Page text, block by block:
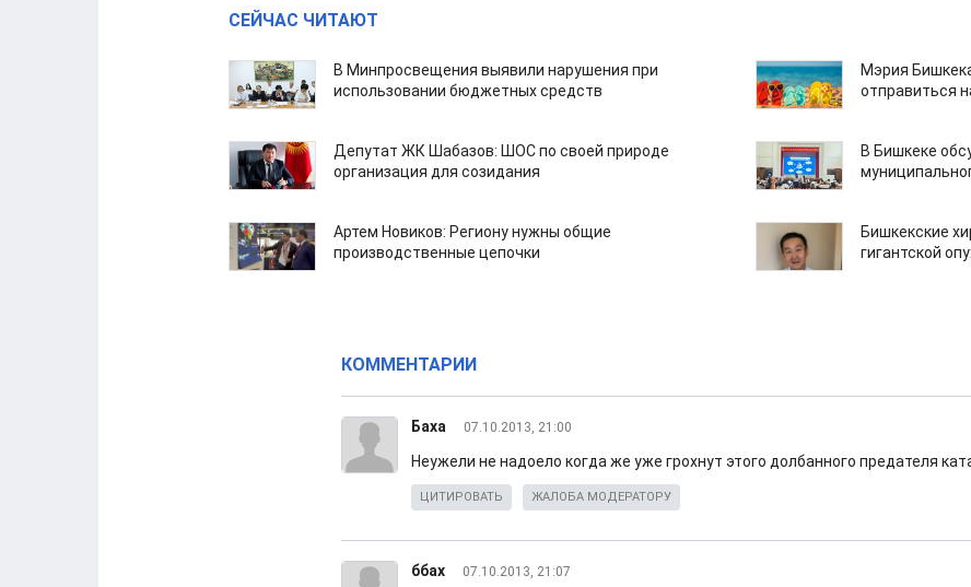
СЕЙЧАС ЧИТАЮТ
В Минпросвещения выявили нарушения при
использовании бюджетных средств
Мэрия
отправиться
Депутат ЖК Шабазов: ШОС по своей природе
организация для созидания
В Бишкеке
Артем Новиков: Региону нужны общие
производственные цепочки
Бишкекские
гигантской
КОММЕНТАРИИ
Баха 07.10.2013, 21:00
Неужели не надоело когда же уже грохнут этого долбанного предателя
ЦИТИРОВАТЬ ЖАЛОБА МОДЕРАТОРУ
ббах 07.10.2013, 21:07